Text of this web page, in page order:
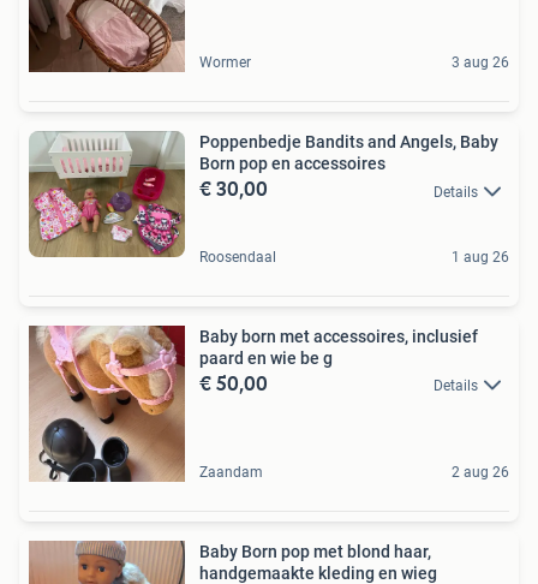
Wormer 3 aug 26
Poppenbedje Bandits and Angels, Baby
Born pop en accessoires
€ 30,00 Details
Roosendaal 1 aug 26
Baby born met accessoires, inclusief
paard en wie be g
€ 50,00 Details
Zaandam 2 aug 26
Baby Born pop met blond haar,
handgemaakte kleding en wieg